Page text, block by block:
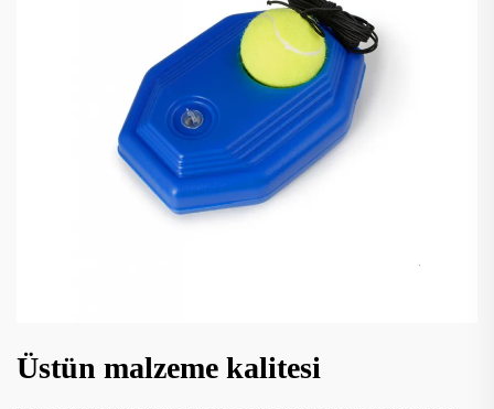
Üstün malzeme kalitesi